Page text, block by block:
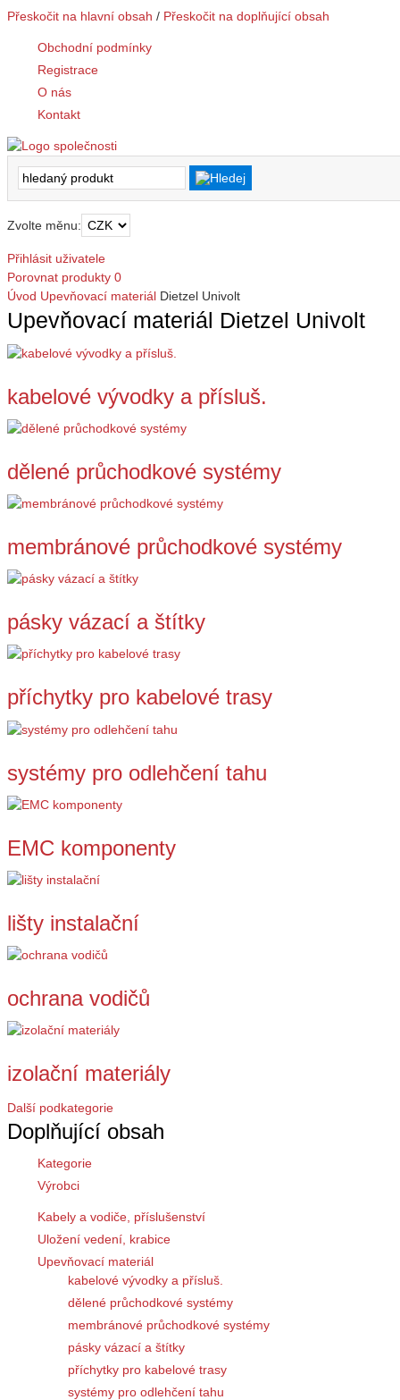
Přeskočit na hlavní obsah / Přeskočit na doplňující obsah
Obchodní podmínky
Registrace
O nás
Kontakt
Zvolte měnu:
Přihlásit uživatele
Porovnat produkty 0
Úvod Upevňovací materiál Dietzel Univolt
Upevňovací materiál Dietzel Univolt
kabelové vývodky a přísluš.
dělené průchodkové systémy
membránové průchodkové systémy
pásky vázací a štítky
příchytky pro kabelové trasy
systémy pro odlehčení tahu
EMC komponenty
lišty instalační
ochrana vodičů
izolační materiály
Další podkategorie
Doplňující obsah
Kategorie
Výrobci
Kabely a vodiče, příslušenství
Uložení vedení, krabice
Upevňovací materiál
kabelové vývodky a přísluš.
dělené průchodkové systémy
membránové průchodkové systémy
pásky vázací a štítky
příchytky pro kabelové trasy
systémy pro odlehčení tahu